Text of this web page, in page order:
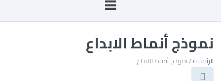
نموذج أنماط الابداع
الرئيسية/ نموذج أنماط الابداع